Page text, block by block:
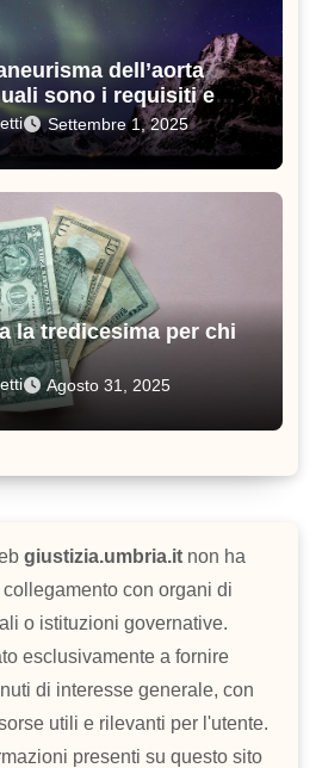
dell’aorta
sono i requisiti e
Settembre 1, 2025
la tredicesima per chi
Agosto 31, 2025
giustizia.umbria.it non ha
con organi di
o istituzioni governative.
esclusivamente a fornire
di interesse generale, con
utili e rilevanti per l'utente.
presenti su questo sito